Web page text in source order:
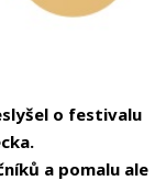
o festivalu
a pomalu ale